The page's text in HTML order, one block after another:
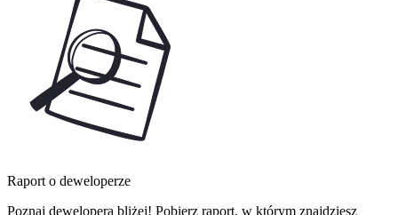
Raport o deweloperze
Poznaj dewelopera bliżej! Pobierz raport, w którym znajdziesz